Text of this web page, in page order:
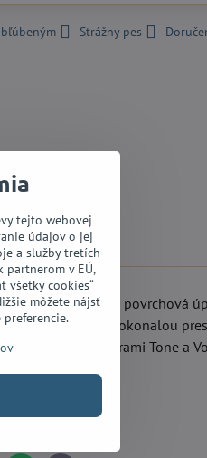
Strážny pes
0
Osviežujúca povrchová
a za ním je s dokonalou
a potenciometrami Tone a
tejto webovej
údajov o jej
a služby tretích
partnerom v EÚ,
všetky cookies“
môžete nájsť